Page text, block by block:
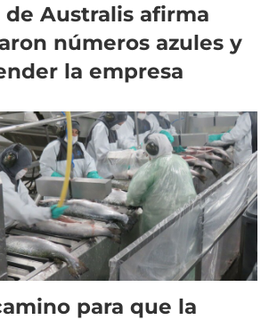
Australis afirma
números azules y
la empresa
para que la